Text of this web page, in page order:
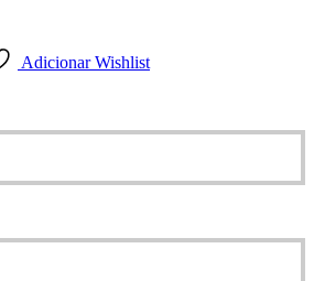
Adicionar Wishlist